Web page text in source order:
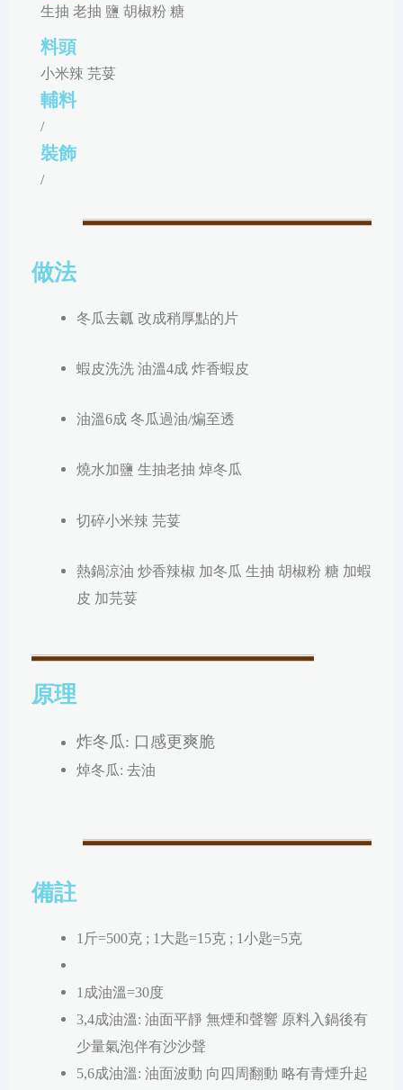
生抽 老抽 鹽 胡椒粉 糖
料頭
小米辣 芫荽
輔料
/
裝飾
/
做法
冬瓜去瓤 改成稍厚點的片
蝦皮洗洗 油溫4成 炸香蝦皮
油溫6成 冬瓜過油/煸至透
燒水加鹽 生抽老抽 焯冬瓜
切碎小米辣 芫荽
熱鍋涼油 炒香辣椒 加冬瓜 生抽 胡椒粉 糖 加蝦
皮 加芫荽
原理
炸冬瓜: 口感更爽脆
焯冬瓜: 去油
備註
1斤=500克 ; 1大匙=15克 ; 1小匙=5克
1成油溫=30度
3,4成油溫: 油面平靜 無煙和聲響 原料入鍋後有
少量氣泡伴有沙沙聲
5,6成油溫: 油面波動 向四周翻動 略有青煙升起